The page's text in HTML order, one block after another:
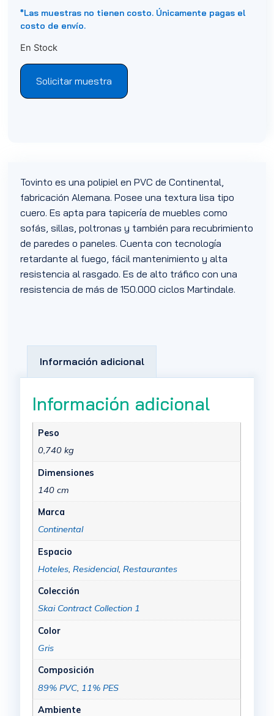
*Las muestras no tienen costo. Únicamente pagas el
costo de envío.
En Stock
Solicitar muestra
Tovinto es una polipiel en PVC de Continental,
fabricación Alemana. Posee una textura lisa tipo
cuero. Es apta para tapicería de muebles como
sofás, sillas, poltronas y también para recubrimiento
de paredes o paneles. Cuenta con tecnología
retardante al fuego, fácil mantenimiento y alta
resistencia al rasgado. Es de alto tráfico con una
resistencia de más de 150.000 ciclos Martindale.
Información adicional
Información adicional
Peso
0,740 kg
Dimensiones
140 cm
Marca
Continental
Espacio
Hoteles, Residencial, Restaurantes
Colección
Skai Contract Collection 1
Color
Gris
Composición
89% PVC, 11% PES
Ambiente